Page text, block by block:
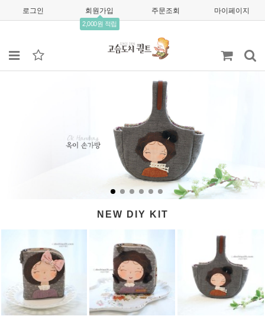
로그인 회원가입
2,000원 적립
주문조회 마이페이지
NEW DIY KIT